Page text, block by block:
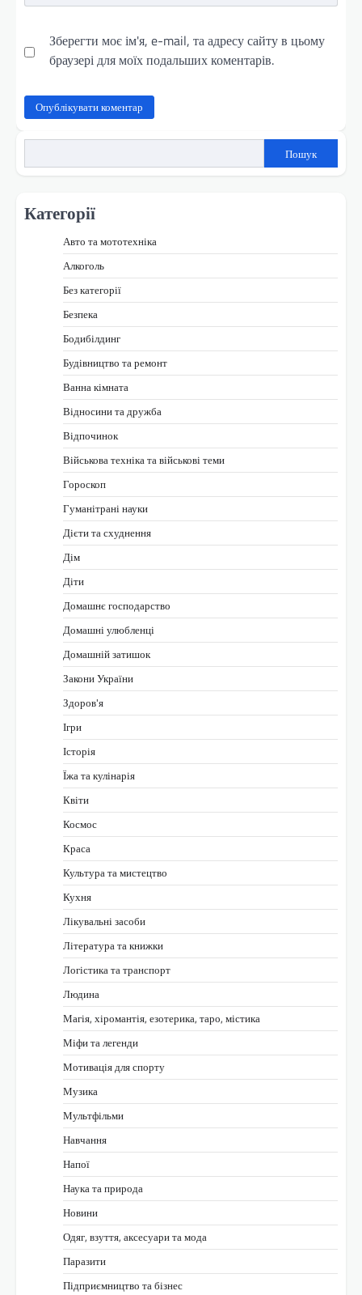
Зберегти моє ім'я, e-mail, та адресу сайту в цьому
браузері для моїх подальших коментарів.
Пошук
Категорії
Авто та мототехніка
Алкоголь
Без категорії
Безпека
Бодибілдинг
Будівництво та ремонт
Ванна кімната
Відносини та дружба
Відпочинок
Військова техніка та військові теми
Гороскоп
Гуманітрані науки
Дієти та схуднення
Дім
Діти
Домашнє господарство
Домашні улюбленці
Домашній затишок
Закони України
Здоров'я
Ігри
Історія
Їжа та кулінарія
Квіти
Космос
Краса
Культура та мистецтво
Кухня
Лікувальні засоби
Література та книжки
Логістика та транспорт
Людина
Магія, хіромантія, езотерика, таро, містика
Міфи та легенди
Мотивація для спорту
Музика
Мультфільми
Навчання
Напої
Наука та природа
Новини
Одяг, взуття, аксесуари та мода
Паразити
Підприємництво та бізнес